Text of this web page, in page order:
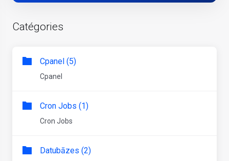
Catégories
Cpanel (5)
Cpanel
Cron Jobs (1)
Cron Jobs
Datubāzes (2)